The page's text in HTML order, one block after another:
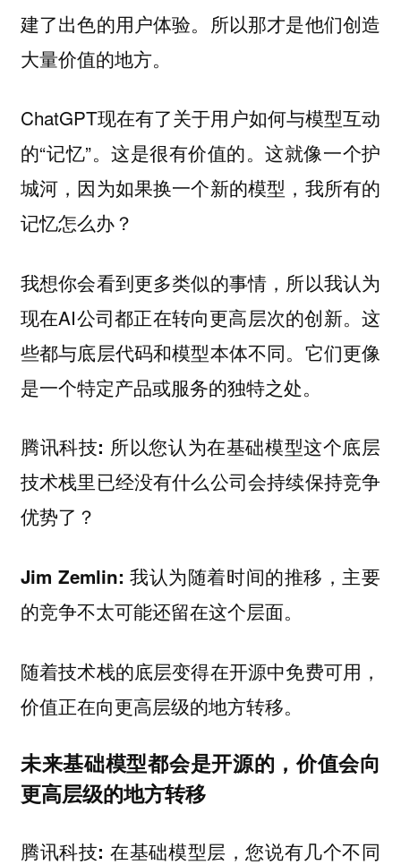
建了出色的用户体验。所以那才是他们创造
大量价值的地方。
ChatGPT现在有了关于用户如何与模型互动
的“记忆”。这是很有价值的。这就像一个护
城河，因为如果换一个新的模型，我所有的
记忆怎么办？
我想你会看到更多类似的事情，所以我认为
现在AI公司都正在转向更高层次的创新。这
些都与底层代码和模型本体不同。它们更像
是一个特定产品或服务的独特之处。
腾讯科技: 所以您认为在基础模型这个底层
技术栈里已经没有什么公司会持续保持竞争
优势了？
Jim Zemlin: 我认为随着时间的推移，主要
的竞争不太可能还留在这个层面。
随着技术栈的底层变得在开源中免费可用，
价值正在向更高层级的地方转移。
未来基础模型都会是开源的，价值会向
更高层级的地方转移
腾讯科技: 在基础模型层，您说有几个不同